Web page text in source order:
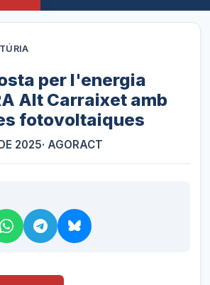
per l'energia
Alt Carraixet amb
fotovoltaiques
2025· AGORACT